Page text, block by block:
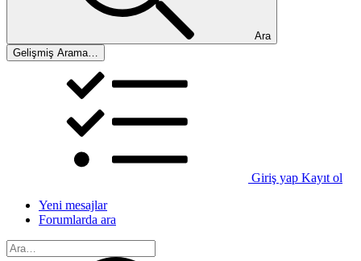
Ara
Gelişmiş Arama…
Giriş yap Kayıt ol
Yeni mesajlar
Forumlarda ara